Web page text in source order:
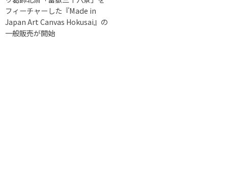
フィーチャーした『Made in
Japan Art Canvas Hokusai』の
一般販売が開始